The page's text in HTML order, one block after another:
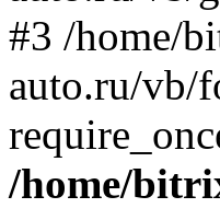
#3 /home/
auto.ru/vb/
/home/